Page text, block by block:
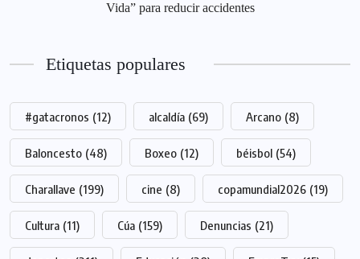
Vida” para reducir accidentes
Etiquetas populares
#gatacronos (12) alcaldía (69) Arcano (8)
Baloncesto (48) Boxeo (12) béisbol (54)
Charallave (199) cine (8) copamundial2026 (19)
Cultura (11) Cúa (159) Denuncias (21)